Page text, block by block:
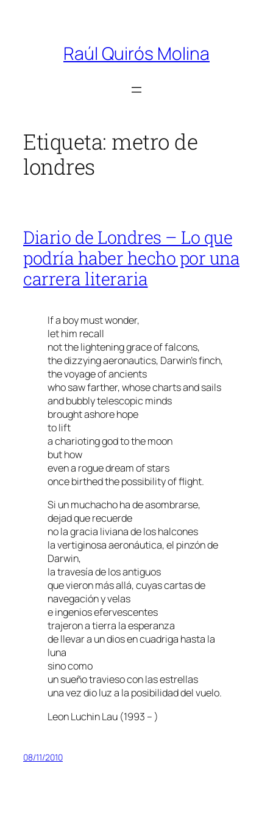
Raúl Quirós Molina
Etiqueta: metro de
londres
Diario de Londres – Lo que
podría haber hecho por una
carrera literaria
If a boy must wonder,
let him recall
not the lightening grace of falcons,
the dizzying aeronautics, Darwin’s finch,
the voyage of ancients
who saw farther, whose charts and sails
and bubbly telescopic minds
brought ashore hope
to lift
a charioting god to the moon
but how
even a rogue dream of stars
once birthed the possibility of flight.
Si un muchacho ha de asombrarse,
dejad que recuerde
no la gracia liviana de los halcones
la vertiginosa aeronáutica, el pinzón de
Darwin,
la travesía de los antiguos
que vieron más allá, cuyas cartas de
navegación y velas
e ingenios efervescentes
trajeron a tierra la esperanza
de llevar a un dios en cuadriga hasta la
luna
sino como
un sueño travieso con las estrellas
una vez dio luz a la posibilidad del vuelo.
Leon Luchin Lau (1993 – )
08/11/2010